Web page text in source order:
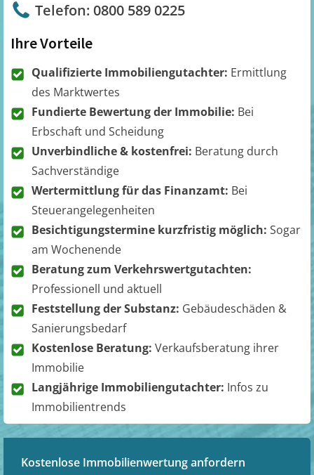
Telefon: 0800 589 0225
Ihre Vorteile
Qualifizierte Immobiliengutachter: Ermittlung
des Marktwertes
Fundierte Bewertung der Immobilie: Bei
Erbschaft und Scheidung
Unverbindliche & kostenfrei: Beratung durch
Sachverständige
Wertermittlung für das Finanzamt: Bei
Steuerangelegenheiten
Besichtigungstermine kurzfristig möglich: Sogar
am Wochenende
Beratung zum Verkehrswertgutachten:
Professionell und aktuell
Feststellung der Substanz: Gebäudeschäden &
Sanierungsbedarf
Kostenlose Beratung: Verkaufsberatung ihrer
Immobilie
Langjährige Immobiliengutachter: Infos zu
Immobilientrends
Kostenlose Immobilienwertung anfordern